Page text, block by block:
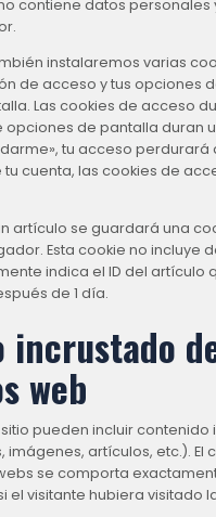
contiene datos personales
instalaremos varias
de acceso y tus opciones
Las cookies de acceso
opciones de pantalla duran
tu acceso perdurará
tu cuenta, las cookies de
artículo se guardará una
Esta cookie no incluye
indica el ID del artículo
de 1 día.
incrustado
web
pueden incluir contenido
artículos, etc.). El
se comporta
el visitante hubiera visitado